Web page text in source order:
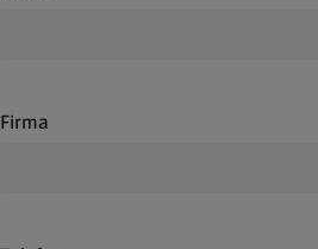
Firma